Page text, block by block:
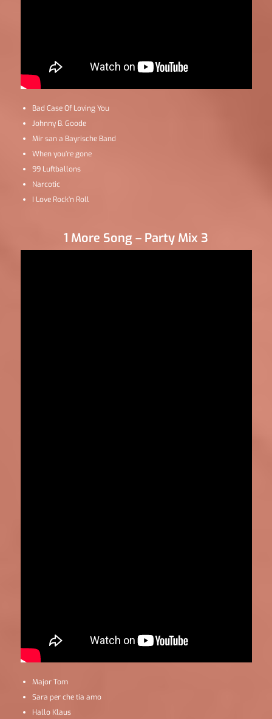
Bad Case Of Loving You
Johnny B. Goode
Mir san a Bayrische Band
When you’re gone
99 Luftballons
Narcotic
I Love Rock’n Roll
1 More Song – Party Mix 3
Major Tom
Sara per che tia amo
Hallo Klaus